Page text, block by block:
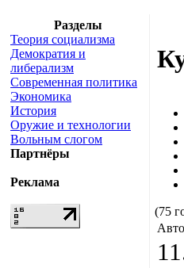
Разделы
Теория социализма
Демократия и
либерализм
Современная политика
Экономика
История
Оружие и технологии
Вольным слогом
Партнёры
Реклама
(75